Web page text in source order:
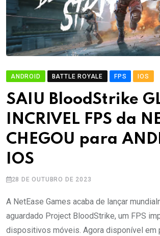
ANDROID BATTLE ROYALE FPS IOS
SAIU BloodStrike
INCRIVEL FPS da
CHEGOU para
IOS
28 DE OUTUBRO DE 2023
A NetEase Games acaba de lançar
aguardado Project BloodStrike, um FPS
dispositivos móveis. Agora disponível em